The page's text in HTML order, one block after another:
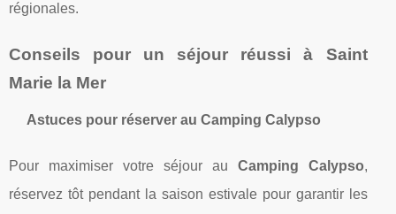
régionales.
Conseils pour un séjour réussi à Saint
Marie la Mer
Astuces pour réserver au Camping Calypso
Pour maximiser votre séjour au Camping Calypso,
réservez tôt pendant la saison estivale pour garantir les